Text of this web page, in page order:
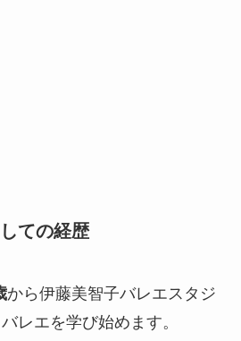
ての経歴
から伊藤美智子バレエスタジ
レエを学び始めます。